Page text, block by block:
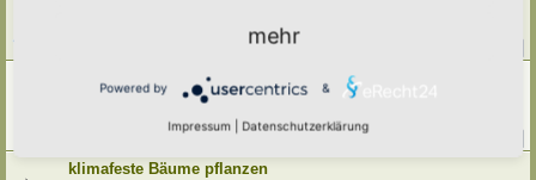
Käfer im Hortus
Letzter Beitrag von tree12«Sa 1. Aug 2026, 15:13
klimafeste Bäume pflanzen
mehr
Powered by &
Impressum Datenschutzerklärung